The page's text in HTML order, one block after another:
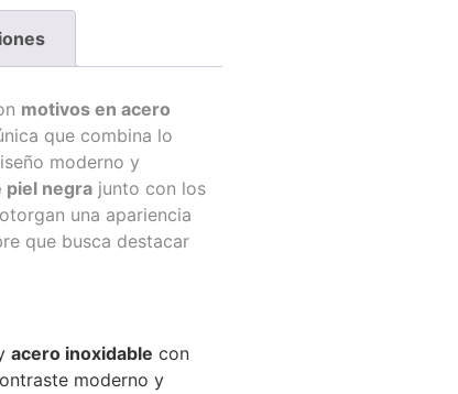
motivos en acero
que combina lo
moderno y
piel negra junto con los
una apariencia
que busca destacar
acero inoxidable con
moderno y